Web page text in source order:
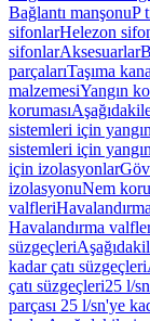
Bağlantı manşonuP
sifonlarHelezon
sifonlarAksesuarlar
parçalarıTaşıma
malzemesiYangın
koruması
sistemleri için
sistemleri için
için izolasyonlar
izolasyonuNem
valfleri
Havalandırma
süzgeçleri
kadar çatı süzgeçleri
çatı süzgeçleri25 l/
parçası 25 l/sn'ye